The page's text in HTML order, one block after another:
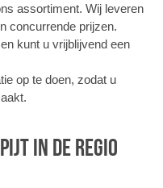
assortiment. Wij leveren
concurrende prijzen.
kunt u vrijblijvend een
op te doen, zodat u
in de regio